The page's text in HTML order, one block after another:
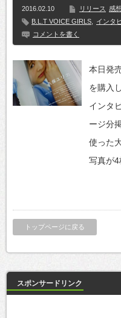
2016.02.10 リリース 感
B.L.T VOICE GIRLS
インタ
コメントを書く
本日発
を購入
インタ
ージ分
使った
写真が4
トップページに戻る
スポンサードリンク